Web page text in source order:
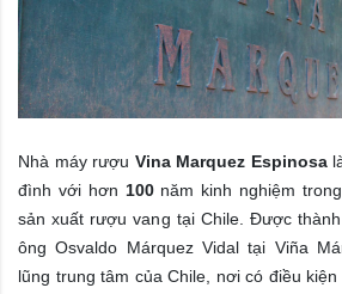
Nhà máy rượu Vina Marquez Espinosa
đình với hơn 100năm kinh nghiệm
sản xuất rượu vang tại Chile. Được
ông Osvaldo Márquez Vidal tại Viña
lũng trung tâm của Chile, nơi có điều